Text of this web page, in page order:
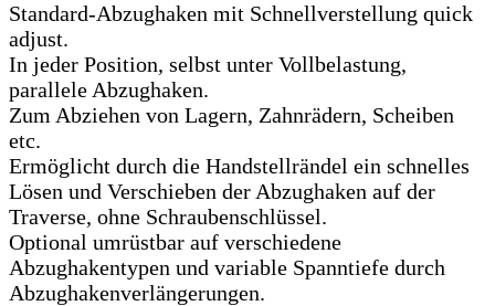
Standard-Abzughaken mit Schnellverstellung quick
adjust.
In jeder Position, selbst unter Vollbelastung,
parallele Abzughaken.
Zum Abziehen von Lagern, Zahnrädern, Scheiben
etc.
Ermöglicht durch die Handstellrändel ein schnelles
Lösen und Verschieben der Abzughaken auf der
Traverse, ohne Schraubenschlüssel.
Optional umrüstbar auf verschiedene
Abzughakentypen und variable Spanntiefe durch
Abzughakenverlängerungen.